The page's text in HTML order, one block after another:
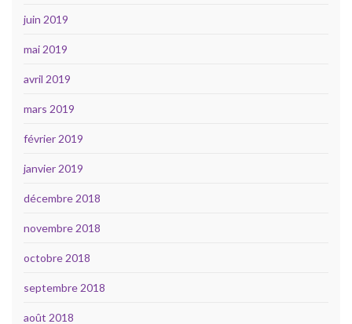
juin 2019
mai 2019
avril 2019
mars 2019
février 2019
janvier 2019
décembre 2018
novembre 2018
octobre 2018
septembre 2018
août 2018